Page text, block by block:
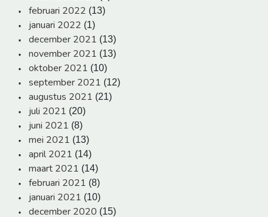
februari 2022 (13)
januari 2022 (1)
december 2021 (13)
november 2021 (13)
oktober 2021 (10)
september 2021 (12)
augustus 2021 (21)
juli 2021 (20)
juni 2021 (8)
mei 2021 (13)
april 2021 (14)
maart 2021 (14)
februari 2021 (8)
januari 2021 (10)
december 2020 (15)